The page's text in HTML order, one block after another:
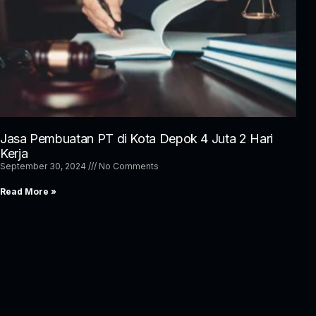
Jasa Pembuatan PT di Kota Depok 4 Juta 2 Hari
Kerja
September 30, 2024 No Comments
Read More »